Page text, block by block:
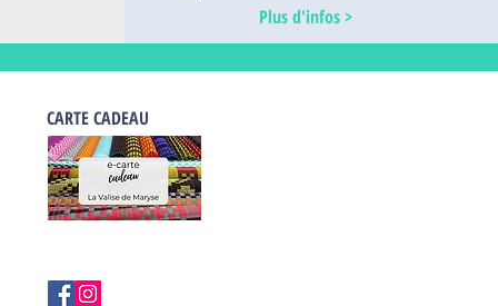
Plus d'infos >
CARTE CADEAU